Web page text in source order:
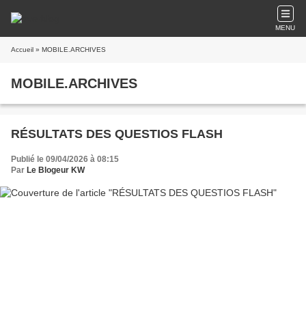
MENU
Accueil » MOBILE.ARCHIVES
MOBILE.ARCHIVES
RÉSULTATS DES QUESTIOS FLASH
Publié le 09/04/2026 à 08:15
Par Le Blogeur KW